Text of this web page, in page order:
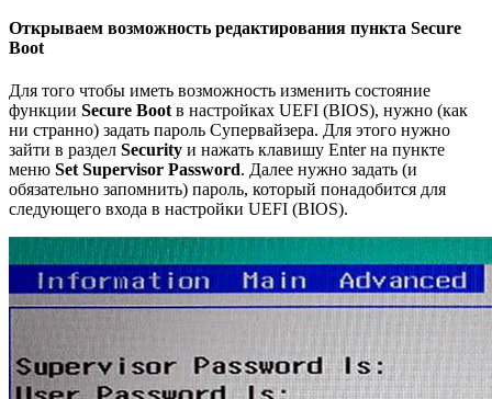
Открываем возможность редактирования пункта Secure
Boot
Для того чтобы иметь возможность изменить состояние
функции Secure Boot в настройках UEFI (BIOS), нужно (как
ни странно) задать пароль Супервайзера. Для этого нужно
зайти в раздел Security и нажать клавишу Enter на пункте
меню Set Supervisor Password. Далее нужно задать (и
обязательно запомнить) пароль, который понадобится для
следующего входа в настройки UEFI (BIOS).